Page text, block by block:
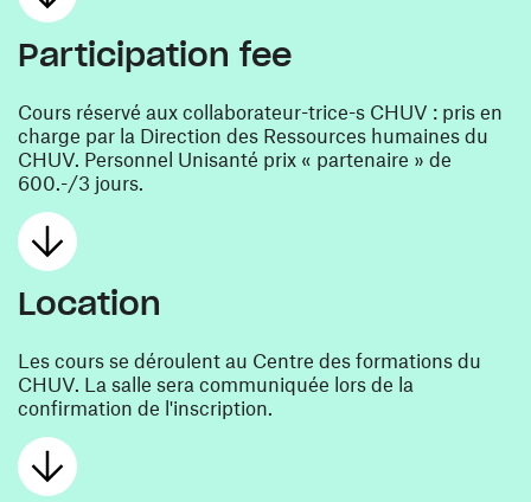
Participation fee
Cours réservé aux collaborateur-trice-s CHUV : pris en
charge par la Direction des Ressources humaines du
CHUV. Personnel Unisanté prix « partenaire » de
600.-/3 jours.
Location
Les cours se déroulent au Centre des formations du
CHUV. La salle sera communiquée lors de la
confirmation de l'inscription.